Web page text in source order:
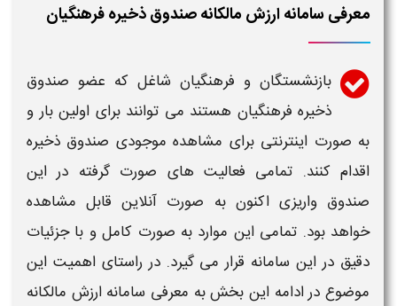
معرفی سامانه ارزش مالکانه صندوق ذخیره فرهنگیان
بازنشستگان و فرهنگیان شاغل که عضو صندوق
ذخیره فرهنگیان هستند می توانند برای اولین بار و
به صورت اینترنتی برای مشاهده موجودی صندوق ذخیره
اقدام کنند. تمامی فعالیت های صورت گرفته در این
صندوق واریزی اکنون به صورت آنلاین قابل مشاهده
خواهد بود. تمامی این موارد به صورت کامل و با جزئیات
دقیق در این سامانه قرار می گیرد. در راستای اهمیت این
موضوع در ادامه این بخش به معرفی سامانه ارزش مالکانه